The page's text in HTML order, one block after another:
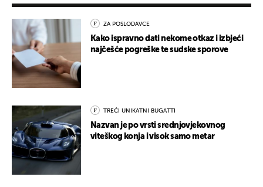
ZA POSLODAVCE
Kako ispravno dati nekome otkaz i izbjeći
najčešće pogreške te sudske sporove
TREĆI UNIKATNI BUGATTI
Nazvan je po vrsti srednjovjekovnog
viteškog konja i visok samo metar